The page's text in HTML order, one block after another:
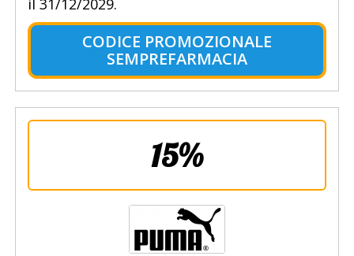
il 31/12/2029.
CODICE PROMOZIONALE
SEMPREFARMACIA
15%